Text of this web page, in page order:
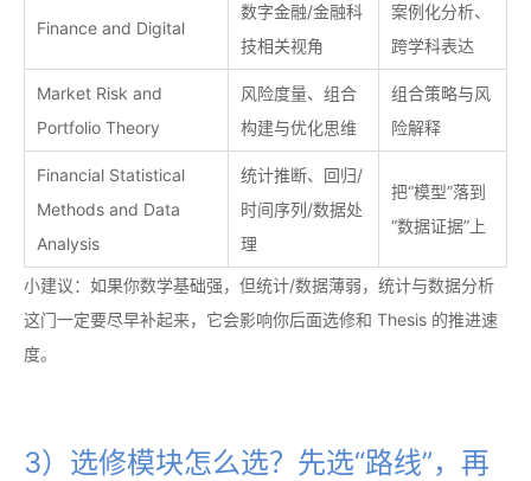
Finance and Digital
数字金融/金融科
技相关视角
案例化分析、
跨学科表达
Market Risk and
Portfolio Theory
风险度量、组合
构建与优化思维
组合策略与风
险解释
Financial Statistical
Methods and Data
Analysis
统计推断、回归/
时间序列/数据处
理
把“模型”落到
“数据证据”上
小建议：如果你数学基础强，但统计/数据薄弱，统计与数据分析
这门一定要尽早补起来，它会影响你后面选修和 Thesis 的推进速
度。
3）选修模块怎么选？先选“路线”，再